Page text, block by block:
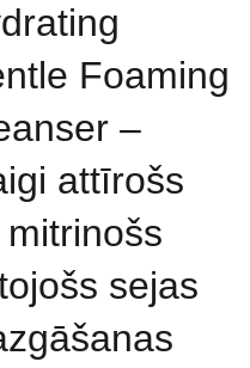
Foaming
–
attīrošs
mitrinošs
sejas